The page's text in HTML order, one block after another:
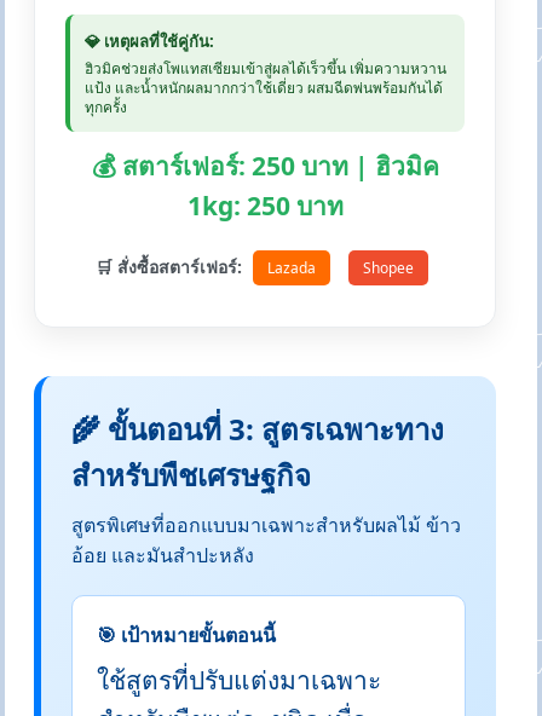
💎 เหตุผลที่ใช้คู่กัน:
ฮิวมิคช่วยส่งโพแทสเซียมเข้าสู่ผลได้เร็วขึ้น เพิ่มความหวาน
แป้ง และน้ำหนักผลมากกว่าใช้เดี่ยว ผสมฉีดพ่นพร้อมกันได้
ทุกครั้ง
💰 สตาร์เฟอร์: 250 บาท | ฮิวมิค
1kg: 250 บาท
🛒 สั่งซื้อสตาร์เฟอร์: Lazada Shopee
🌾 ขั้นตอนที่ 3: สูตรเฉพาะทาง
สำหรับพืชเศรษฐกิจ
สูตรพิเศษที่ออกแบบมาเฉพาะสำหรับผลไม้ ข้าว
อ้อย และมันสำปะหลัง
🎯 เป้าหมายขั้นตอนนี้
ใช้สูตรที่ปรับแต่งมาเฉพาะ